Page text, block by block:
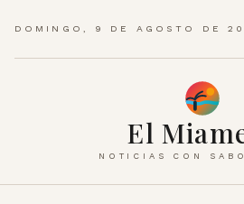
DOMINGO, 9 DE AGOSTO DE
El
NOTICIAS CON